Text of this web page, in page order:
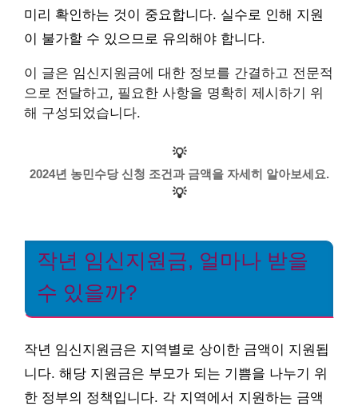
미리 확인하는 것이 중요합니다. 실수로 인해 지원
이 불가할 수 있으므로 유의해야 합니다.
이 글은 임신지원금에 대한 정보를 간결하고 전문적
으로 전달하고, 필요한 사항을 명확히 제시하기 위
해 구성되었습니다.
💡
2024년 농민수당 신청 조건과 금액을 자세히 알아보세요.
💡
작년 임신지원금, 얼마나 받을
수 있을까?
작년 임신지원금은 지역별로 상이한 금액이 지원됩
니다. 해당 지원금은 부모가 되는 기쁨을 나누기 위
한 정부의 정책입니다. 각 지역에서 지원하는 금액